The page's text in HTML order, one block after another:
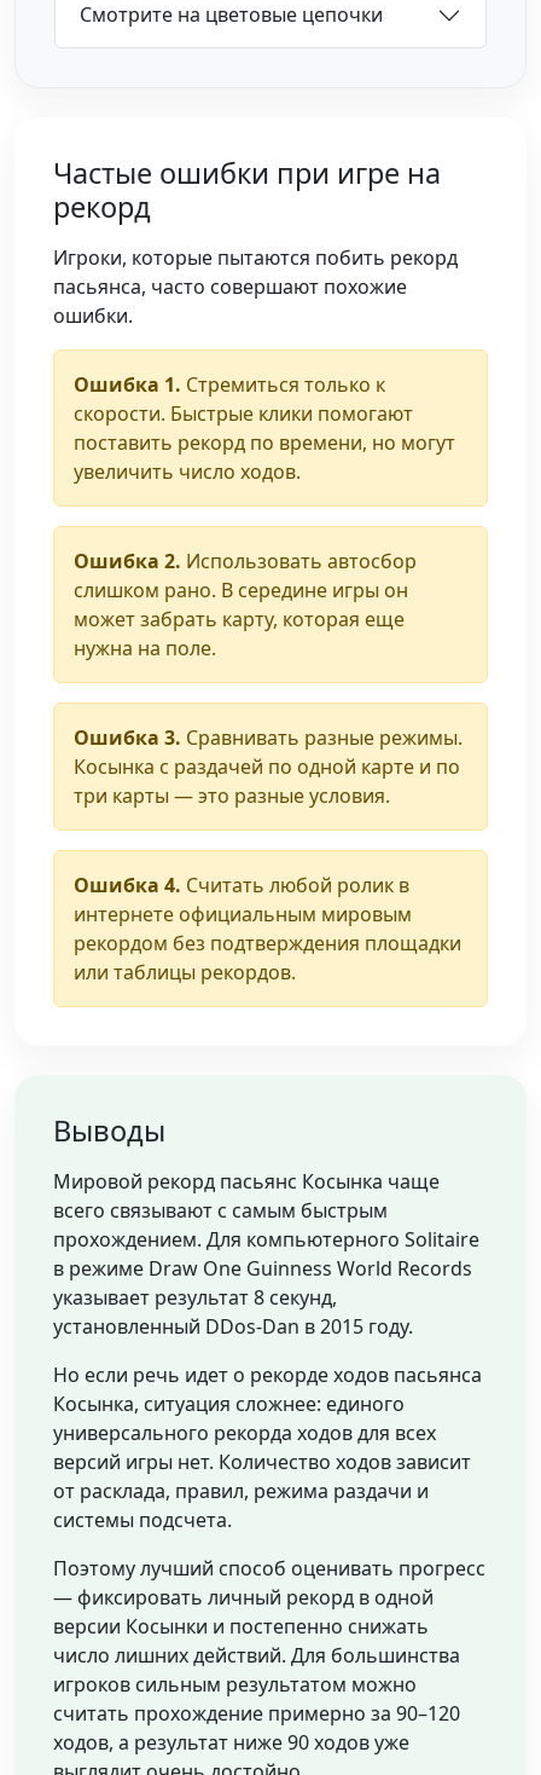
Смотрите на цветовые цепочки
Частые ошибки при игре на
рекорд
Игроки, которые пытаются побить рекорд
пасьянса, часто совершают похожие
ошибки.
Ошибка 1. Стремиться только к
скорости. Быстрые клики помогают
поставить рекорд по времени, но могут
увеличить число ходов.
Ошибка 2. Использовать автосбор
слишком рано. В середине игры он
может забрать карту, которая еще
нужна на поле.
Ошибка 3. Сравнивать разные режимы.
Косынка с раздачей по одной карте и по
три карты — это разные условия.
Ошибка 4. Считать любой ролик в
интернете официальным мировым
рекордом без подтверждения площадки
или таблицы рекордов.
Выводы
Мировой рекорд пасьянс Косынка чаще
всего связывают с самым быстрым
прохождением. Для компьютерного Solitaire
в режиме Draw One Guinness World Records
указывает результат 8 секунд,
установленный DDos-Dan в 2015 году.
Но если речь идет о рекорде ходов пасьянса
Косынка, ситуация сложнее: единого
универсального рекорда ходов для всех
версий игры нет. Количество ходов зависит
от расклада, правил, режима раздачи и
системы подсчета.
Поэтому лучший способ оценивать прогресс
— фиксировать личный рекорд в одной
версии Косынки и постепенно снижать
число лишних действий. Для большинства
игроков сильным результатом можно
считать прохождение примерно за 90–120
ходов, а результат ниже 90 ходов уже